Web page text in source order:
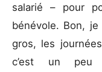
salarié – pour
bénévole. Bon,
gros, les
c’est un peu